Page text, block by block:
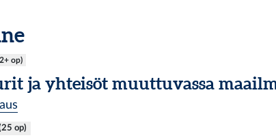
op)
ja yhteisöt muuttuvassa
op)